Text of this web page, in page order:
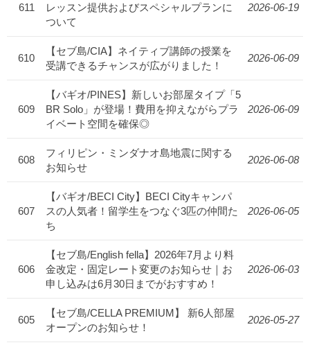
611
レッスン提供およびスペシャルプランに
ついて
2026-06-19
610
【セブ島/CIA】ネイティブ講師の授業を
受講できるチャンスが広がりました！
2026-06-09
609
【バギオ/PINES】新しいお部屋タイプ「5
BR Solo」が登場！費用を抑えながらプラ
イベート空間を確保◎
2026-06-09
608
フィリピン・ミンダナオ島地震に関する
お知らせ
2026-06-08
607
【バギオ/BECI City】BECI Cityキャンパ
スの人気者！留学生をつなぐ3匹の仲間た
ち
2026-06-05
606
【セブ島/English fella】2026年7月より料
金改定・固定レート変更のお知らせ｜お
申し込みは6月30日までがおすすめ！
2026-06-03
605
【セブ島/CELLA PREMIUM】 新6人部屋
オープンのお知らせ！
2026-05-27